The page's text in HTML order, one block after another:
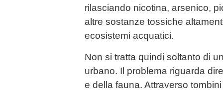
rilasciando nicotina, arsenico,
altre sostanze tossiche
ecosistemi acquatici.
Non si tratta quindi soltanto di
urbano. Il problema riguarda
e della fauna. Attraverso